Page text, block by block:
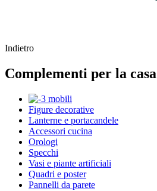
Indietro
Complementi per la casa
Figure decorative
Lanterne e portacandele
Accessori cucina
Orologi
Specchi
Vasi e piante artificiali
Quadri e poster
Pannelli da parete